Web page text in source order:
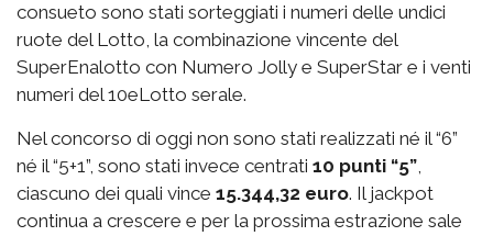
consueto sono stati sorteggiati i numeri delle undici
ruote del Lotto, la combinazione vincente del
SuperEnalotto con Numero Jolly e SuperStar e i venti
numeri del 10eLotto serale.
Nel concorso di oggi non sono stati realizzati né il “6”
né il “5+1”, sono stati invece centrati 10 punti “5”,
ciascuno dei quali vince 15.344,32 euro. Il jackpot
continua a crescere e per la prossima estrazione sale